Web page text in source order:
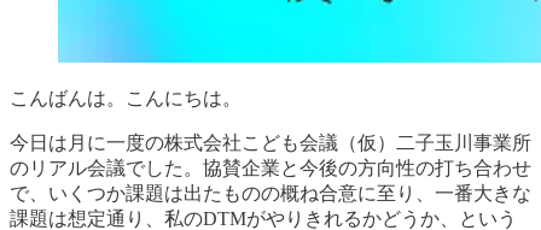
こんばんは。こんにちは。
今日は月に一度の株式会社こども会議（仮）二子玉川事業所
のリアル会議でした。協賛企業と今後の方向性の打ち合わせ
で、いくつか課題は出たものの概ね合意に至り、一番大きな
課題は想定通り、私のDTMがやりきれるかどうか、という